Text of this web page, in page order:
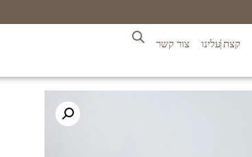
קצת עלינו צור קשר